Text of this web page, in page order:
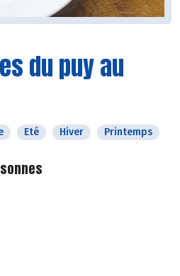
du puy au
Eté Hiver Printemps